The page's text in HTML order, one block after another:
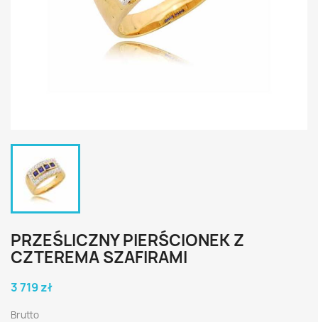
PRZEŚLICZNY PIERŚCIONEK Z
CZTEREMA SZAFIRAMI
3 719 zł
Brutto